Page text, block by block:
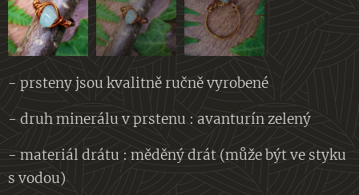
- prsteny jsou kvalitně ručně vyrobené
- druh minerálu v prstenu : avanturín zelený
- materiál drátu : měděný drát (může být ve styku
s vodou)